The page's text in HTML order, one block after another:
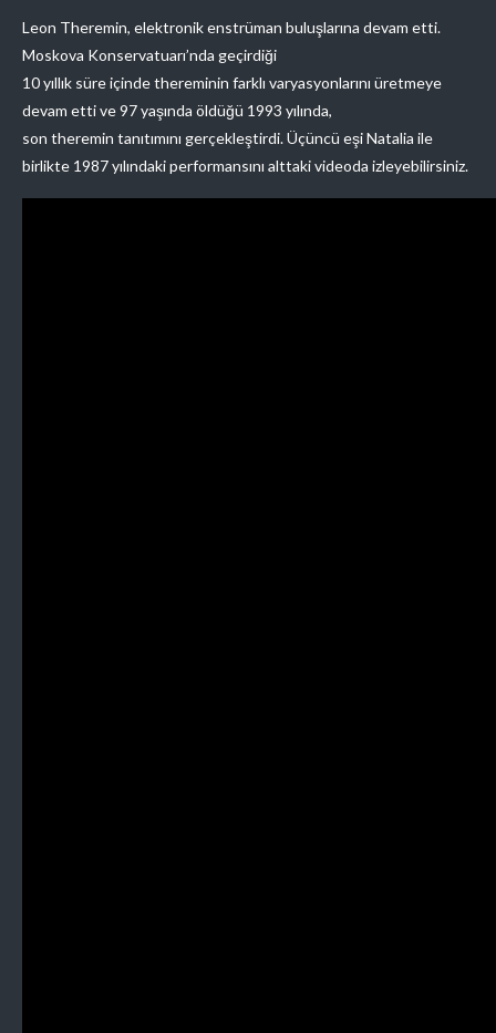
Leon Theremin, elektronik enstrüman buluşlarına devam etti.
Moskova Konservatuarı’nda geçirdiği
10 yıllık süre içinde thereminin farklı varyasyonlarını üretmeye
devam etti ve 97 yaşında öldüğü 1993 yılında,
son theremin tanıtımını gerçekleştirdi. Üçüncü eşi Natalia ile
birlikte 1987 yılındaki performansını alttaki videoda izleyebilirsiniz.